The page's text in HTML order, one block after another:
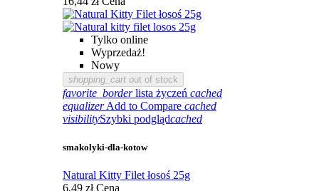
Tylko online
Wyprzedaż!
Nowy
shopping_cart out of stock
favorite_border lista życzeń cached
equalizer Add to Compare cached
visibilitySzybki podglądcached
smakolyki-dla-kotow
Natural Kitty Filet łosoś 25g
6,49 zł Cena